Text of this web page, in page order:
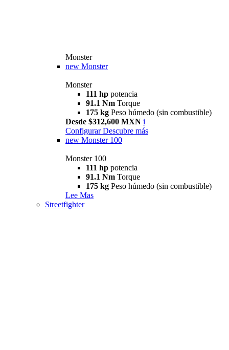
Monster
new Monster
Monster
111 hp potencia
91.1 Nm Torque
175 kg Peso húmedo (sin combustible)
Desde $312,600 MXN i
Configurar Descubre más
new Monster 100
Monster 100
111 hp potencia
91.1 Nm Torque
175 kg Peso húmedo (sin combustible)
Lee Mas
Streetfighter